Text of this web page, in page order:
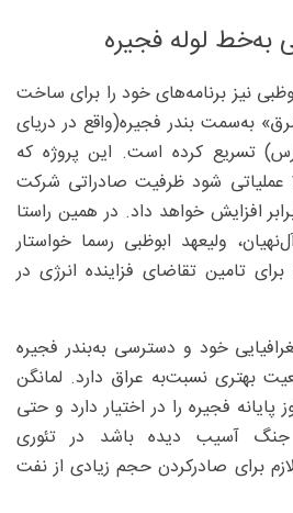
به‌خط لوله فجیره
نیز برنامه‌های خود را برای ساخت
به‌سمت بندر فجیره(واقع در دریای
تسریع کرده است. این پروژه که
انتظار می‌رود در سال۲۰۲۷ عملیاتی شود ظرفیت صادراتی شرکت
افزایش خواهد داد. در همین راستا
ولیعهد ابوظبی رسما خواستار
تامین تقاضای فزاینده انرژی در
خود و دسترسی به‌بندر فجیره
بهتری نسبت‌به ‌عراق دارد. لمانگن
فجیره را در اختیار دارد و حتی
جنگ آسیب دیده باشد در تئوری
برای صادرکردن حجم زیادی از نفت